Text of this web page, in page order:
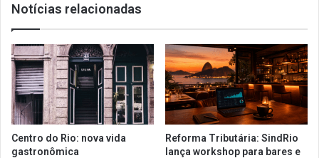
Notícias relacionadas
Centro do Rio: nova vida
gastronômica
Reforma Tributária: SindRio
lança workshop para bares e